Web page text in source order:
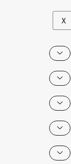
Support B2B Dédié
X
Home /